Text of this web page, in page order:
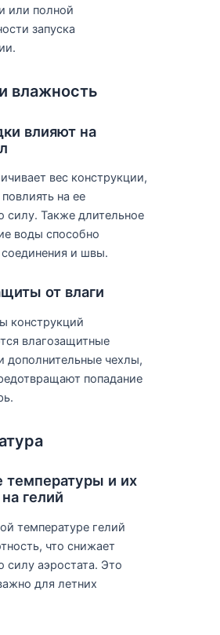
или полной
запуска
влажность
влияют на
вес конструкции,
на ее
силу. Также длительное
воды способно
соединения и швы.
от влаги
конструкций
влагозащитные
дополнительные чехлы,
попадание
температуры и их
гелий
температуре гелий
что снижает
силу аэростата. Это
для летних